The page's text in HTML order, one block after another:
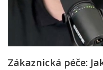
Zákaznická péče: